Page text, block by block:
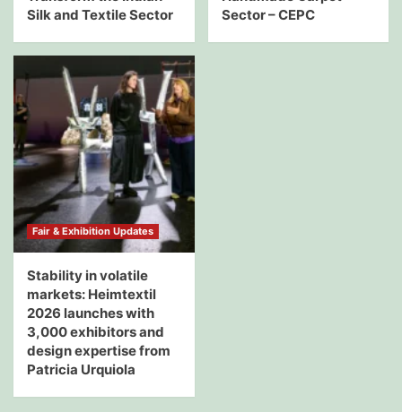
Silk and Textile Sector
Sector – CEPC
Fair & Exhibition Updates
Stability in volatile
markets: Heimtextil
2026 launches with
3,000 exhibitors and
design expertise from
Patricia Urquiola